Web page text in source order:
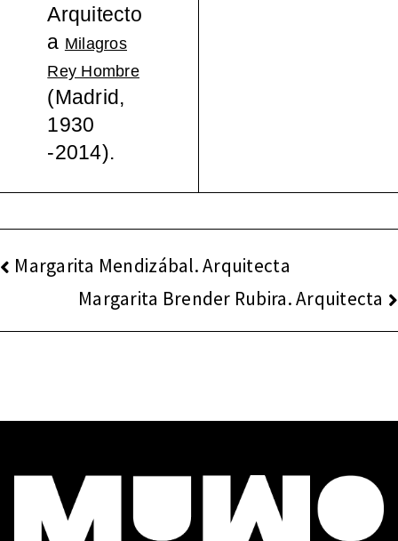
Arquitecto
a Milagros
Rey Hombre
(Madrid,
1930
-2014).
NAVEGACIÓN
ENTRADAS
Margarita Mendizábal. Arquitecta
Margarita Brender Rubira. Arquitecta